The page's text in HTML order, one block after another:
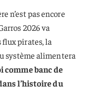
n’est pas encore
2026 va
pirates, la
système alimentera
comme banc de
l’histoire du